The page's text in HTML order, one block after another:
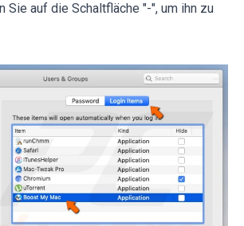
Sie auf die Schaltfläche "-", um ihn zu